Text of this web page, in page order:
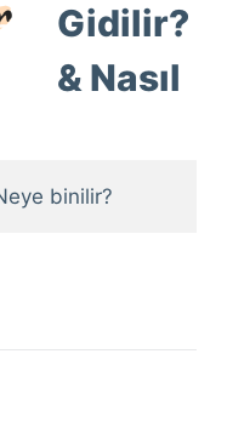
Gidilir?
& Nasıl
binilir?